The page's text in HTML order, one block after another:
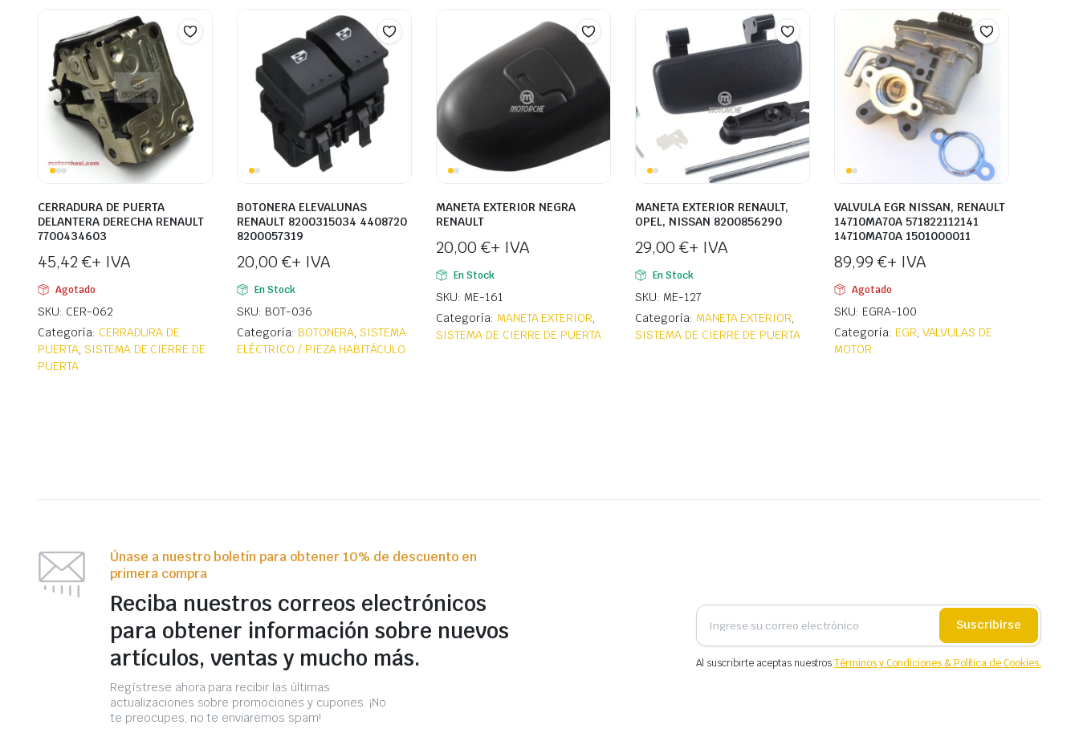
CERRADURA DE PUERTA
DELANTERA DERECHA RENAULT
7700434603
45,42€+ IVA
Agotado
SKU: CER-062
Categoría: CERRADURA DE
PUERTA, SISTEMA DE CIERRE DE
PUERTA
BOTONERA ELEVALUNAS
RENAULT 8200315034 4408720
8200057319
20,00 €+ IVA
En Stock
SKU: BOT-036
Categoría: BOTONERA,SISTEMA
ELÉCTRICO / PIEZA HABITÁCULO
MANETA EXTERIOR NEGRA
RENAULT
20,00 €+ IVA
En Stock
SKU: ME-161
Categoría: MANETA EXTERIOR,
SISTEMA DE CIERRE DE PUERTA
MANETA EXTERIOR RENAULT,
OPEL, NISSAN 8200856290
29,00 €+ IVA
En Stock
SKU: ME-127
Categoría: MANETA EXTERIOR,
SISTEMA DE CIERRE DE PUERTA
VALVULA EGR NISSAN, RENAULT
14710MA70A 571822112141
14710MA70A 1501000011
89,99 €+ IVA
Agotado
SKU: EGRA-100
Categoría: EGR, VALVULAS DE
MOTOR
Únase a nuestro boletín para obtener 10% de descuento en
primera compra
Reciba nuestros correos electrónicos
para obtener información sobre nuevos
artículos, ventas y mucho más.
Regístrese ahora para recibir las últimas
actualizaciones sobre promociones y cupones. ¡No
te preocupes, no te enviaremos spam!
Suscribirse
Al suscribirte aceptas nuestrosTérminos y Condiciones & Política de Cookies.